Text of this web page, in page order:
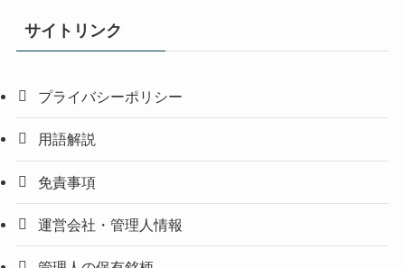
サイトリンク
プライバシーポリシー
用語解説
免責事項
運営会社・管理人情報